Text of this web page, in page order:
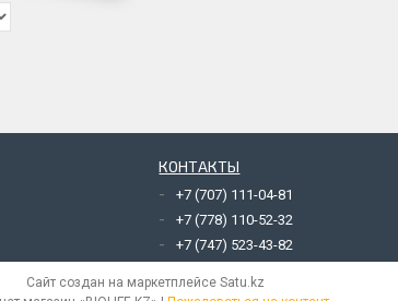
КОНТАКТЫ
+7 (707) 111-04-81
+7 (778) 110-52-32
+7 (747) 523-43-82
Сайт создан на маркетплейсе Satu.kz